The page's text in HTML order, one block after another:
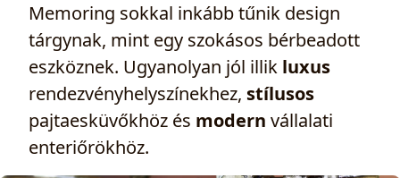
Memoring sokkal inkább tűnik design
tárgynak, mint egy szokásos bérbeadott
eszköznek. Ugyanolyan jól illik luxus
rendezvényhelyszínekhez, stílusos
pajtaesküvőkhöz és modern vállalati
enteriőrökhöz.